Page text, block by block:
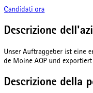
Candidati ora
Descrizione
Unser Auftraggeber ist eine
de Moine AOP und
Descrizione della